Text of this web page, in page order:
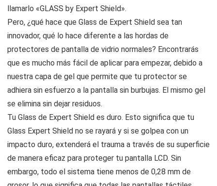
llamarlo «GLASS by Expert Shield».
Pero, ¿qué hace que Glass de Expert Shield sea tan
innovador, qué lo hace diferente a las hordas de
protectores de pantalla de vidrio normales? Encontrarás
que es mucho más fácil de aplicar para empezar, debido a
nuestra capa de gel que permite que tu protector se
adhiera sin esfuerzo a la pantalla sin burbujas. El mismo gel
se elimina sin dejar residuos.
Tu Glass de Expert Shield es duro. Esto significa que tu
Glass Expert Shield no se rayará y si se golpea con un
impacto duro, extenderá el trauma a través de su superficie
de manera eficaz para proteger tu pantalla LCD. Sin
embargo, todo el sistema tiene menos de 0,28 mm de